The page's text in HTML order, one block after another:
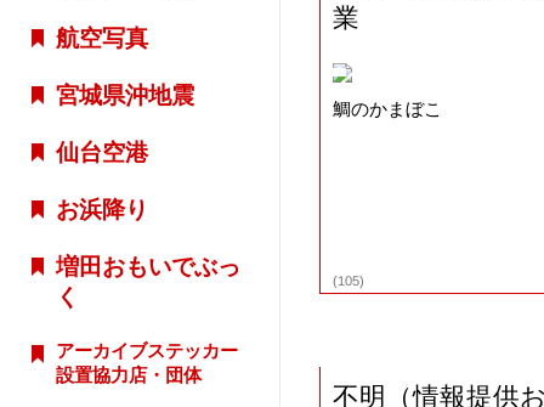
航空写真
宮城県沖地震
仙台空港
お浜降り
増田おもいでぶっ
く
アーカイブステッカー
設置協力店・団体
業
鯛のかまぼこ
(105)
不明（情報提供